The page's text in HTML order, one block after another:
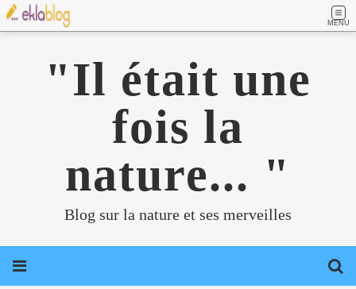
MENU
"Il était une
fois la
nature... "
Blog sur la nature et ses merveilles